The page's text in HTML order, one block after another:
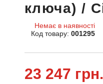
ключа) /
Немає в наявності
Код товару: 001295
23 247 грн.